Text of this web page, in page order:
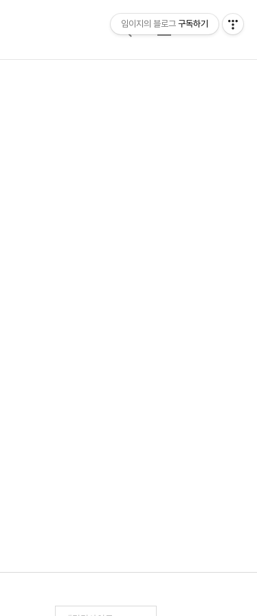
검
메
임이지의 블로그 구독하기